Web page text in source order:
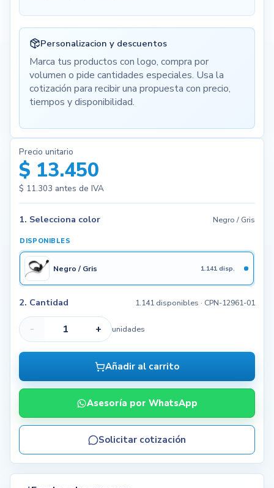
Personalizacion y descuentos
Marca tus productos con logo, compra por
volumen o pide cantidades especiales. Usa la
cotización para recibir una propuesta con precio,
tiempos y disponibilidad.
Precio unitario
$ 13.450
$ 11.303 antes de IVA
1. Selecciona color Negro / Gris
DISPONIBLES
Negro / Gris 1.141 disp.
2. Cantidad 1.141 disponibles · CPN-12961-01
- + unidades
Añadir al carrito
Asesoría por WhatsApp
Solicitar cotización